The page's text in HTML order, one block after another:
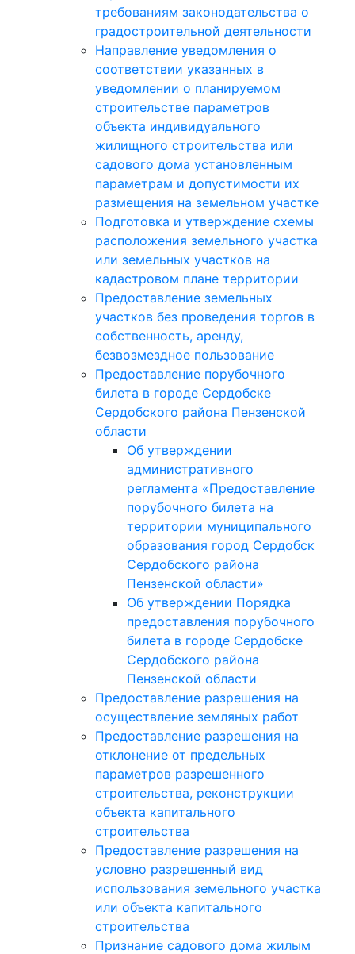
требованиям законодательства о
градостроительной деятельности
Направление уведомления о
соответствии указанных в
уведомлении о планируемом
строительстве параметров
объекта индивидуального
жилищного строительства или
садового дома установленным
параметрам и допустимости их
размещения на земельном участке
Подготовка и утверждение схемы
расположения земельного участка
или земельных участков на
кадастровом плане территории
Предоставление земельных
участков без проведения торгов в
собственность, аренду,
безвозмездное пользование
Предоставление порубочного
билета в городе Сердобске
Сердобского района Пензенской
области
Об утверждении
административного
регламента «Предоставление
порубочного билета на
территории муниципального
образования город Сердобск
Сердобского района
Пензенской области»
Об утверждении Порядка
предоставления порубочного
билета в городе Сердобске
Сердобского района
Пензенской области
Предоставление разрешения на
осуществление земляных работ
Предоставление разрешения на
отклонение от предельных
параметров разрешенного
строительства, реконструкции
объекта капитального
строительства
Предоставление разрешения на
условно разрешенный вид
использования земельного участка
или объекта капитального
строительства
Признание садового дома жилым